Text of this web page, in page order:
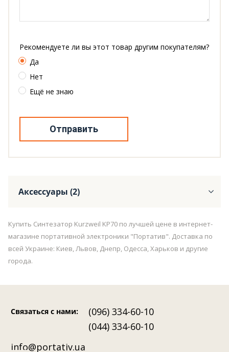
Рекомендуете ли вы этот товар другим покупателям?
Да
Нет
Ещё не знаю
Отправить
Аксессуары (2)
Купить Синтезатор Kurzweil KP70 по лучшей цене в интернет-
магазине портативной электроники "Портатив". Доставка по
всей Украине: Киев, Львов, Днепр, Одесса, Харьков и другие
города.
Связаться с нами:
(096) 334-60-10
(044) 334-60-10
info@portativ.ua